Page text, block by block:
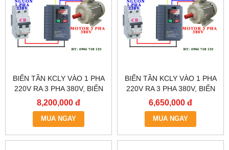
BIẾN TẦN KCLY VÀO 1 PHA
220V RA 3 PHA 380V, BIẾN
TẦN KCLY KOC600-011GT3-
B
8,200,000 đ
MUA NGAY
BIẾN TẦN KCLY VÀO 1 PHA
220V RA 3 PHA 380V, BIẾN
TẦN KCLY KOC600-
7R5GT3-B
6,650,000 đ
MUA NGAY